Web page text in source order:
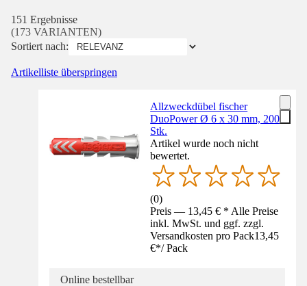
151 Ergebnisse
(173 VARIANTEN)
Sortiert nach:
Artikelliste überspringen
Allzweckdübel fischer
DuoPower Ø 6 x 30 mm, 200
Stk.
Artikel wurde noch nicht
bewertet.
(0)
Preis — 13,45 € * Alle Preise
inkl. MwSt. und ggf. zzgl.
Versandkosten pro Pack13,45
€*/ Pack
Online bestellbar